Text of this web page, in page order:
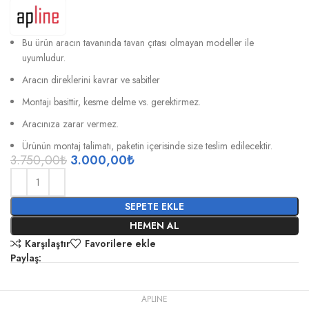
Bu ürün aracın tavanında tavan çıtası olmayan modeller ile
uyumludur.
Aracın direklerini kavrar ve sabitler
Montajı basittir, kesme delme vs. gerektirmez.
Aracınıza zarar vermez.
Ürünün montaj talimatı, paketin içerisinde size teslim edilecektir.
3.750,00₺ 3.000,00₺
SEPETE EKLE
HEMEN AL
Karşılaştır
Favorilere ekle
Paylaş:
APLINE